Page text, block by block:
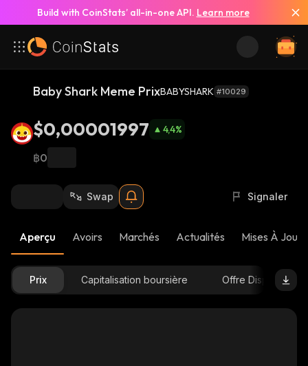
Build with CoinStats’ all-in-one API. Learn more
Baby Shark Meme PrixBABYSHARK #10029
$0,00001997 4,4%
฿0
Swap Signaler
Aperçu Avoirs Marchés Actualités Mises À Jour
Prix Capitalisation boursière Offre Disponible